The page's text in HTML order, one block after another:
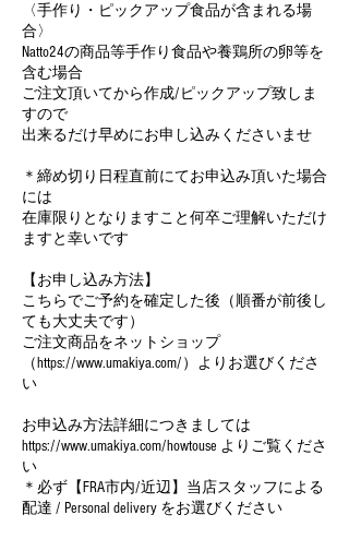
〈手作り・ピックアップ食品が含まれる場
合〉
Natto24の商品等手作り食品や養鶏所の卵等を
含む場合
ご注文頂いてから作成/ピックアップ致しま
すので
出来るだけ早めにお申し込みくださいませ
＊締め切り日程直前にてお申込み頂いた場合
には
在庫限りとなりますこと何卒ご理解いただけ
ますと幸いです
【お申し込み方法】
こちらでご予約を確定した後（順番が前後し
ても大丈夫です）
ご注文商品をネットショップ
（https://www.umakiya.com/）よりお選びくださ
い
お申込み方法詳細につきましては
https://www.umakiya.com/howtouse よりご覧くださ
い
＊必ず【FRA市内/近辺】当店スタッフによる
配達 / Personal delivery をお選びください